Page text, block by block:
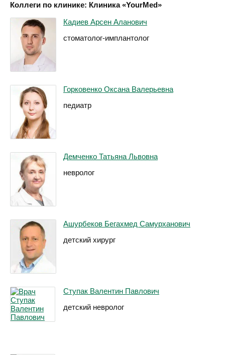
Коллеги по клинике: Клиника «YourMed»
Кадиев Арсен Аланович
стоматолог-имплантолог
Горковенко Оксана Валерьевна
педиатр
Демченко Татьяна Львовна
невролог
Ашурбеков Бегахмед Самурханович
детский хирург
Ступак Валентин Павлович
детский невролог